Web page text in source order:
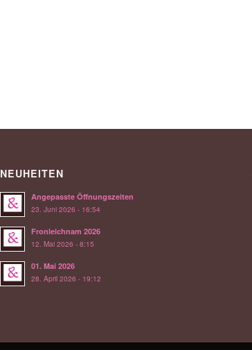
NEUHEITEN
Angepasste Öffnungszeiten
23. Juni 2026 - 16:54
Fronleichnam 2026
12. Mai 2026 - 8:15
01. Mai 2026
28. April 2026 - 19:12